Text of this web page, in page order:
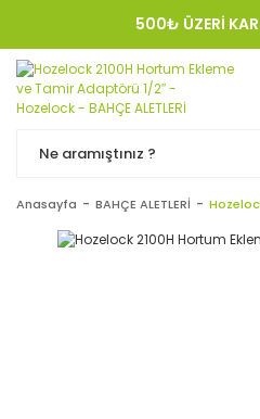
500₺ ÜZERİ
KREDI KARTINA
Anasayfa BAHÇE ALETLERİ